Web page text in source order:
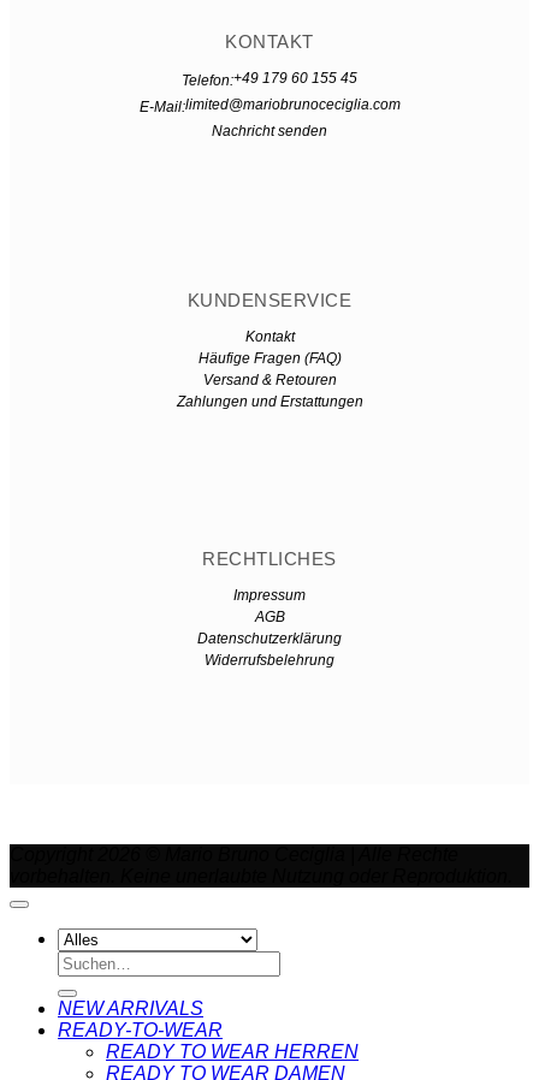
KONTAKT
Telefon:+49 179 60 155 45
E-Mail:limited@mariobrunoceciglia.com
Nachricht senden
KUNDENSERVICE
Kontakt
Häufige Fragen (FAQ)
Versand & Retouren
Zahlungen und Erstattungen
RECHTLICHES
Impressum
AGB
Datenschutzerklärung
Widerrufsbelehrung
Suchen
nach:
NEW ARRIVALS
READY-TO-WEAR
READY TO WEAR HERREN
READY TO WEAR DAMEN